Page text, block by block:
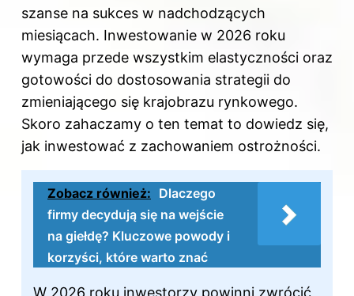
szanse na sukces w nadchodzących
miesiącach. Inwestowanie w 2026 roku
wymaga przede wszystkim elastyczności oraz
gotowości do dostosowania strategii do
zmieniającego się krajobrazu rynkowego.
Skoro zahaczamy o ten temat to dowiedz się,
jak inwestować z zachowaniem ostrożności.
Zobacz również: Dlaczego
firmy decydują się na wejście
na giełdę? Kluczowe powody i
korzyści, które warto znać
W 2026 roku inwestorzy powinni zwrócić